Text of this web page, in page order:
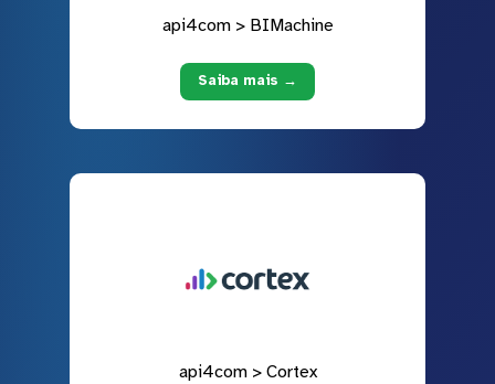
api4com > BIMachine
Saiba mais →
api4com > Cortex